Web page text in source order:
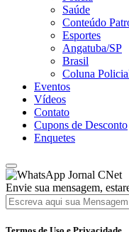
Saúde
Conteúdo
Esportes
Angatuba/SP
Brasil
Coluna
Eventos
Vídeos
Contato
Cupons de Desconto
Enquetes
Jornal CNet
Envie sua mensagem,